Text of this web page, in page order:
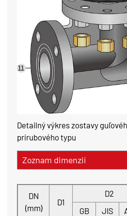
Detailný výkres zostavy
prírubového typu
Zoznam dimenzií
DN
(mm)
D1
D2
GB JIS